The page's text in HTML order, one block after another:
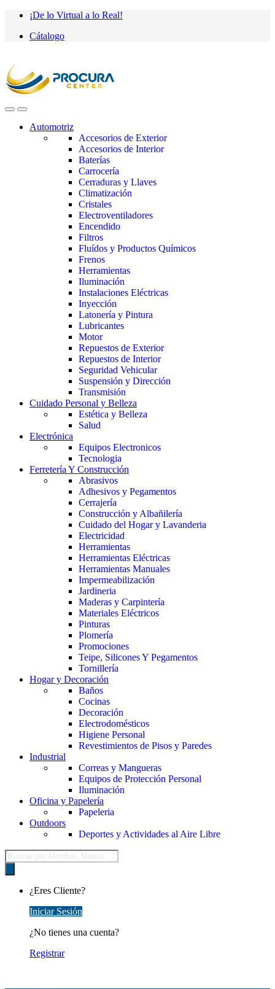
Saltar
navegación
saltar
contenido
¡De lo Virtual a lo Real!
Cátalogo
Automotriz
Accesorios de Exterior
Accesorios de Interior
Baterías
Carrocería
Cerraduras y Llaves
Climatización
Cristales
Electroventiladores
Encendido
Filtros
Fluídos y Productos Químicos
Frenos
Herramientas
Iluminación
Instalaciones Eléctricas
Inyección
Latonería y Pintura
Lubricantes
Motor
Repuestos de Exterior
Repuestos de Interior
Seguridad Vehicular
Suspensión y Dirección
Transmisión
Cuidado Personal y Belleza
Estética y Belleza
Salud
Electrónica
Equipos Electronicos
Tecnologia
Ferretería Y Construcción
Abrasivos
Adhesivos y Pegamentos
Cerrajería
Construcción y Albañilería
Cuidado del Hogar y Lavanderia
Electricidad
Herramientas
Herramientas Eléctricas
Herramientas Manuales
Impermeabilización
Jardineria
Maderas y Carpintería
Materiales Eléctricos
Pinturas
Plomería
Promociones
Teipe, Silicones Y Pegamentos
Tornillería
Hogar y Decoración
Baños
Cocinas
Decoración
Electrodomésticos
Higiene Personal
Revestimientos de Pisos y Paredes
Industrial
Correas y Mangueras
Equipos de Protección Personal
Iluminación
Oficina y Papelería
Papeleria
Outdoors
Deportes y Actividades al Aire Libre
Búsqueda
de
productos
¿Eres Cliente?
Iniciar Sesión
¿No tienes una cuenta?
Registrar